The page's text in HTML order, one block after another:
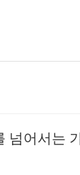
넘어서는